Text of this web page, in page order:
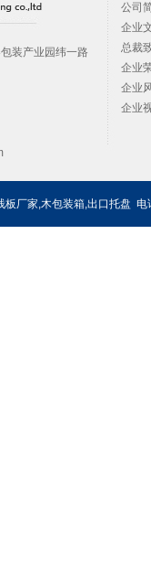
装产业园纬一路
公司
企业
总裁
企业
企业
企业
板厂家,木包装箱,出口托盘